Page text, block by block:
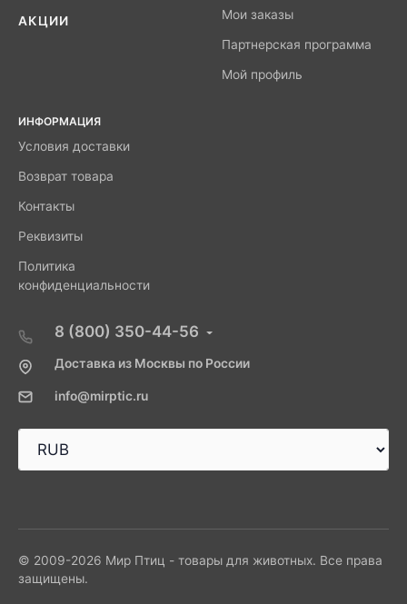
АКЦИИ Мои заказы
Партнерская программа
Мой профиль
ИНФОРМАЦИЯ
Условия доставки
Возврат товара
Контакты
Реквизиты
Политика
конфиденциальности
8 (800) 350-44-56
Доставка из Москвы по России
info@mirptic.ru
© 2009-2026 Мир Птиц - товары для животных. Все права
защищены.